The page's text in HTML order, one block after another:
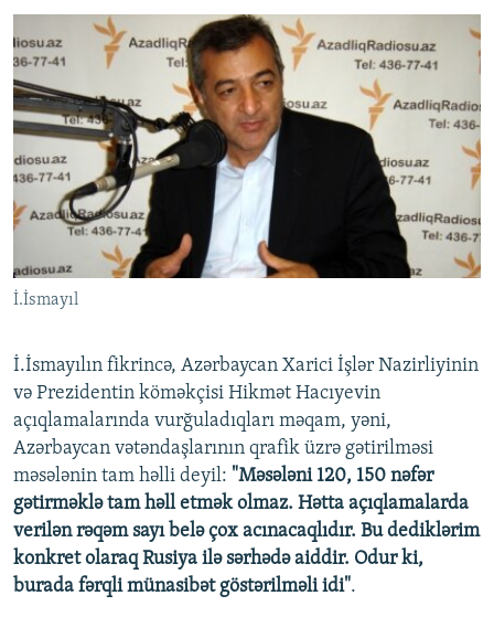
İ.İsmayıl
İ.İsmayılın fikrincə, Azərbaycan Xarici İşlər Nazirliyinin
və Prezidentin köməkçisi Hikmət Hacıyevin
açıqlamalarında vurğuladıqları məqam, yəni,
Azərbaycan vətəndaşlarının qrafik üzrə gətirilməsi
məsələnin tam həlli deyil: "Məsələni 120, 150 nəfər
gətirməklə tam həll etmək olmaz. Hətta açıqlamalarda
verilən rəqəm sayı belə çox acınacaqlıdır. Bu dediklərim
konkret olaraq Rusiya ilə sərhədə aiddir. Odur ki,
burada fərqli münasibət göstərilməli idi".